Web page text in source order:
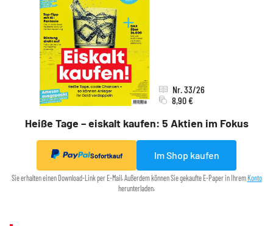
Heiße Tage – eiskalt kaufen: 5 Aktien im Fokus
Nr. 33/26
8,90 €
Sofortkauf Im Shop kaufen
Sie erhalten einen Download-Link per E-Mail. Außerdem können Sie gekaufte E-Paper in Ihrem Konto
herunterladen.